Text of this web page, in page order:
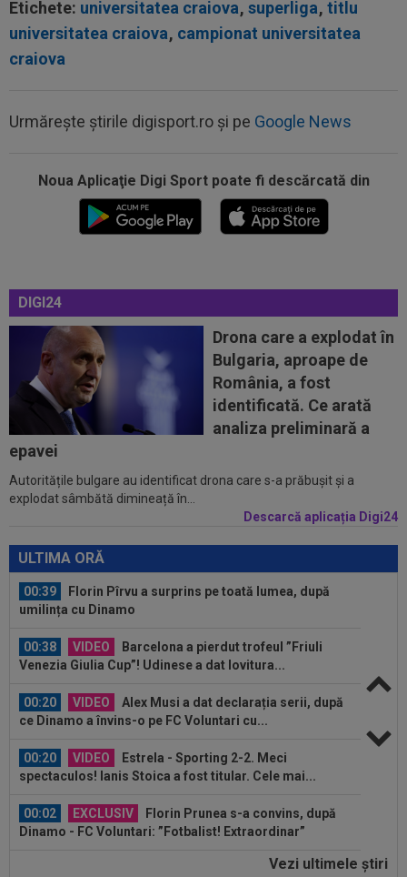
Etichete: universitatea craiova, superliga, titlu
universitatea craiova, campionat universitatea
craiova
Urmărește știrile digisport.ro și pe Google News
Noua Aplicaţie Digi Sport poate fi descărcată din
DIGI24
Drona care a explodat în
Bulgaria, aproape de
România, a fost
identificată. Ce arată
analiza preliminară a
epavei
Autoritățile bulgare au identificat drona care s-a prăbușit și a
explodat sâmbătă dimineață în...
Descarcă aplicația Digi24
ULTIMA ORĂ
00:20 VIDEO
Estrela - Sporting 2-2. Meci
spectaculos! Ianis Stoica a fost titular. Cele mai...
00:02 EXCLUSIV
Florin Prunea s-a convins, după
Dinamo - FC Voluntari: ”Fotbalist! Extraordinar”
Ion Gheorghe a rupt tăcerea, după ce a
provocat penalty-ul din care Dinamo a...
23:58 EXCLUSIV
Salariul lui Marius Șumudică la
CFR Cluj. Peste Pancu la Rapid și de două ori...
întrebat de Adrian Mazilu după...
00:39
Florin Pîrvu a surprins pe toată lumea, după
umilința cu Dinamo
00:38 VIDEO
Barcelona a pierdut trofeul ”Friuli
Venezia Giulia Cup”! Udinese a dat lovitura...
00:20 VIDEO
Alex Musi a dat declarația serii, după
ce Dinamo a învins-o pe FC Voluntari cu...
00:20 VIDEO
Estrela - Sporting 2-2. Meci
spectaculos! Ianis Stoica a fost titular. Cele mai...
00:02 EXCLUSIV
Florin Prunea s-a convins, după
Dinamo - FC Voluntari: ”Fotbalist! Extraordinar”
Ion Gheorghe a rupt tăcerea, după ce aVezi ultimele ştiri